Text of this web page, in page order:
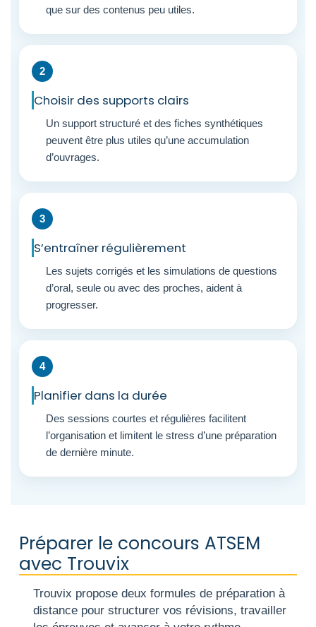
que sur des contenus peu utiles.
Choisir des supports clairs
Un support structuré et des fiches synthétiques
peuvent être plus utiles qu’une accumulation
d’ouvrages.
S’entraîner régulièrement
Les sujets corrigés et les simulations de questions
d’oral, seule ou avec des proches, aident à
progresser.
Planifier dans la durée
Des sessions courtes et régulières facilitent
l’organisation et limitent le stress d’une préparation
de dernière minute.
Préparer le concours ATSEM
avec Trouvix
Trouvix propose deux formules de préparation à
distance pour structurer vos révisions, travailler